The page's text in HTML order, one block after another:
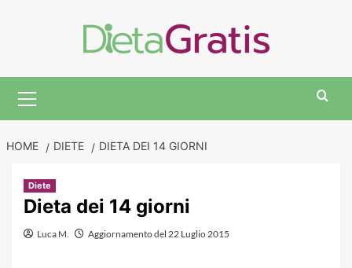
Menu
HOME DIETE DIETA DEI 14 GIORNI
Diete
Dieta dei 14 giorni
Luca M. Aggiornamento del 22 Luglio 2015